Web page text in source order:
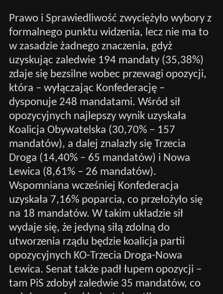
Prawo i Sprawiedliwość zwyciężyło wybory z
formalnego punktu widzenia, lecz nie ma to
w zasadzie żadnego znaczenia, gdyż
uzyskując zaledwie 194 mandaty (35,38%)
zdaje się bezsilne wobec przewagi opozycji,
która – wyłączając Konfederację –
dysponuje 248 mandatami. Wśród sił
opozycyjnych najlepszy wynik uzyskała
Koalicja Obywatelska (30,70% – 157
mandatów), a dalej znalazły się Trzecia
Droga (14,40% – 65 mandatów) i Nowa
Lewica (8,61% – 26 mandatów).
Wspomniana wcześniej Konfederacja
uzyskała 7,16% poparcia, co przełożyło się
na 18 mandatów. W takim układzie sił
wydaje się, że jedyną siłą zdolną do
utworzenia rządu będzie koalicja partii
opozycyjnych KO-Trzecia Droga-Nowa
Lewica. Senat także padł łupem opozycji –
tam PiS zdobył zaledwie 35 mandatów, co